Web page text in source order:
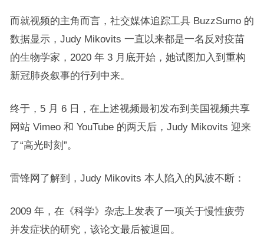
而就视频的主角而言，社交媒体追踪工具 BuzzSumo 的
数据显示，Judy Mikovits 一直以来都是一名反对疫苗
的生物学家，2020 年 3 月底开始，她试图加入到重构
新冠肺炎叙事的行列中来。
终于，5 月 6 日，在上述视频最初发布到美国视频共享
网站 Vimeo 和 YouTube 的两天后，Judy Mikovits 迎来
了“高光时刻”。
雷锋网了解到，Judy Mikovits 本人陷入的风波不断：
2009 年，在《科学》杂志上发表了一项关于慢性疲劳
并发症状的研究，该论文最后被退回。